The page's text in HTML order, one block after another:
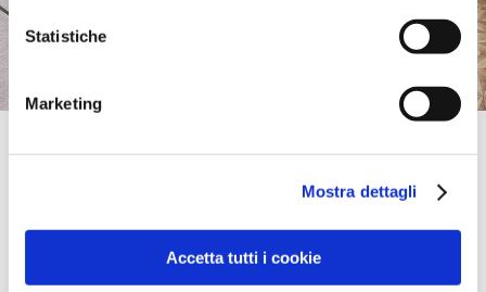
Statistiche
Marketing
Mostra dettagli
Accetta tutti i cookie
+39 0163418630
info@vinziomobili.it